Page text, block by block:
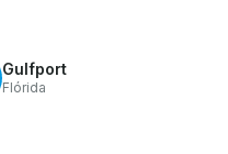
Gulfport
Flórida